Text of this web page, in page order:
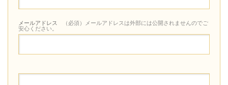
メールアドレス
（必須）メールアドレスは外部には公開されませんのでご
安心ください。